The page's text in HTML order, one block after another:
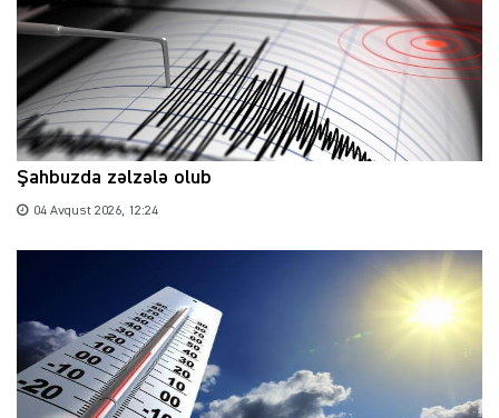
Şahbuzda zəlzələ olub
04 Avqust 2026, 12:24